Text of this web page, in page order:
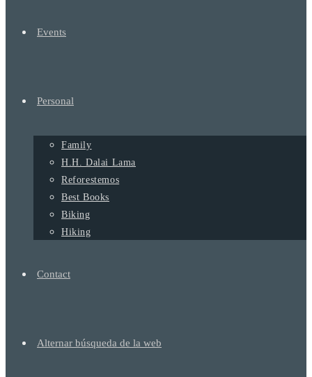
Events
Personal
Family
H.H. Dalai Lama
Reforestemos
Best Books
Biking
Hiking
Contact
Alternar búsqueda de la web